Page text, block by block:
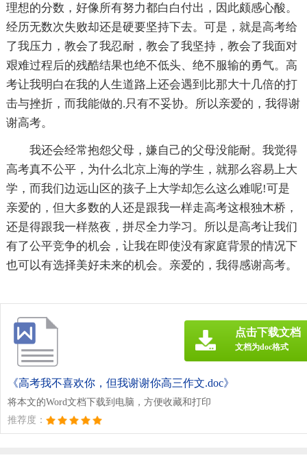
理想的分数，好像所有努力都白白付出，因此颇感心酸。
经历无数次失败却还是硬要坚持下去。可是，就是高考给
了我压力，教会了我忍耐，教会了我坚持，教会了我面对
艰难过程后的残酷结果也绝不低头、绝不服输的勇气。高
考让我明白在我的人生道路上还会遇到比那大十几倍的打
击与挫折，而我能做的.只有不妥协。所以亲爱的，我得谢
谢高考。
我还会经常抱怨父母，嫌自己的父母没能耐。我觉得
高考真不公平，为什么北京上海的学生，就那么容易上大
学，而我们边远山区的孩子上大学却怎么这么难呢!可是
亲爱的，但大多数的人还是跟我一样走高考这根独木桥，
还是得跟我一样熬夜，拼尽全力学习。所以是高考让我们
有了公平竞争的机会，让我在即使没有家庭背景的情况下
也可以有选择美好未来的机会。亲爱的，我得感谢高考。
《高考我不喜欢你，但我谢谢你高三作文.doc》
将本文的Word文档下载到电脑，方便收藏和打印
推荐度：
点击下载文档
文档为doc格式